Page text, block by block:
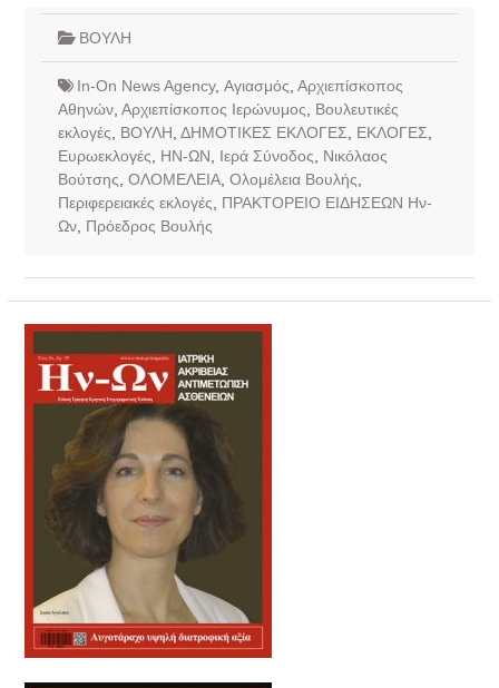
ΒΟΥΛΗ
In-On News Agency, Αγιασμός Αρχιεπίσκοπος
Αθηνών, Αρχιεπίσκοπος Ιερώνυμος
Βουλευτικές
εκλογές
ΒΟΥΛΗ ΔΗΜΟΤΙΚΕΣ ΕΚΛΟΓΕΣ ΕΚΛΟΓΕΣ
Ευρωεκλογές
ΗΝ-ΩΝ Ιερά Σύνοδος
Νικόλαος
Βούτσης ΟΛΟΜΕΛΕΙΑ, Ολομέλεια Βουλής
Περιφερειακές εκλογές
ΠΡΑΚΤΟΡΕΙΟ ΕΙΔΗΣΕΩΝ Ην-
Ων, Πρόεδρος Βουλής